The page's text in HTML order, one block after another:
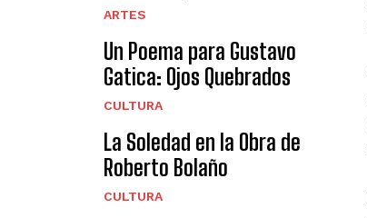
ARTES
Un Poema para Gustavo
Gatica: Ojos Quebrados
CULTURA
La Soledad en la Obra de
Roberto Bolaño
CULTURA